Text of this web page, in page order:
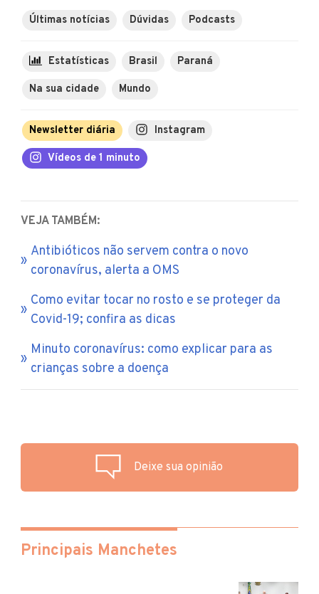
Últimas notícias Dúvidas Podcasts
Estatísticas Brasil Paraná
Na sua cidade Mundo
Newsletter diária Instagram
Vídeos de 1 minuto
VEJA TAMBÉM:
Antibióticos não servem contra o novo
coronavírus, alerta a OMS
Como evitar tocar no rosto e se proteger da
Covid-19; confira as dicas
Minuto coronavírus: como explicar para as
crianças sobre a doença
Deixe sua opinião
Principais Manchetes